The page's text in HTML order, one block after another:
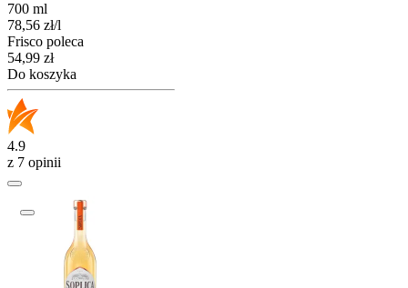
700 ml
78,56 zł/l
Frisco poleca
Cena
54,99 zł
Do koszyka
4.9
z 7 opinii